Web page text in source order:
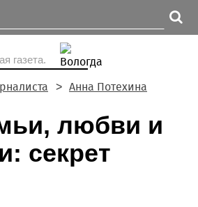
газета.
Анна Потехина
любви и
секрет